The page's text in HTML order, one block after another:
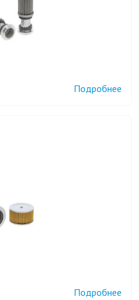
Подробнее
Подробнее